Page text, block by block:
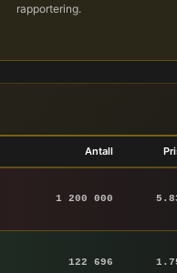
rapportering.
Antall
1 200 000
122 696